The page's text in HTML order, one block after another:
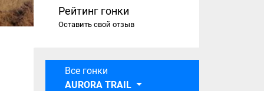
Рейтинг гонки
Оставить свой отзыв
Все гонки
AURORA TRAIL